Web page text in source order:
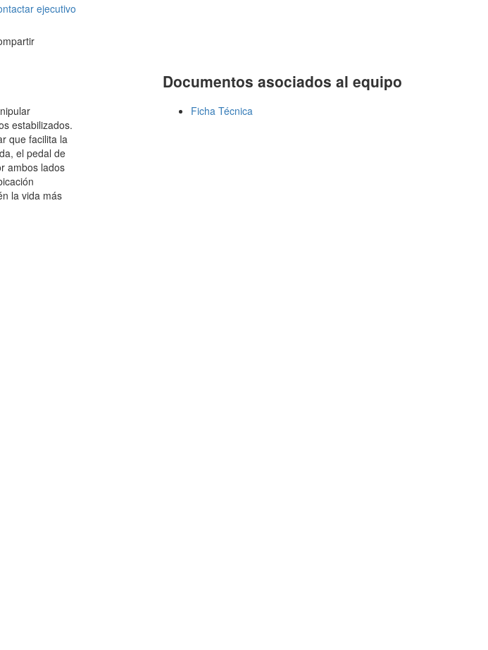
ejecutivo
estabilizados.
que facilita la
el pedal de
ambos lados
la vida más
Documentos asociados al equipo
Ficha Técnica